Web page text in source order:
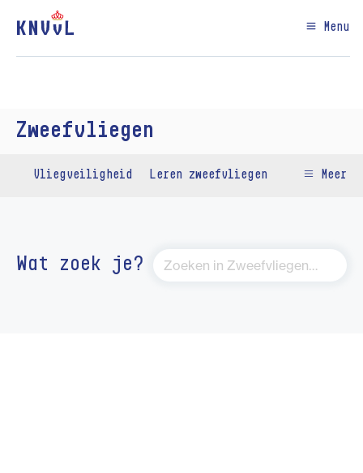
Menu
Zweefvliegen
Vliegveiligheid Leren zweefvliegen Meer
Wat zoek je?